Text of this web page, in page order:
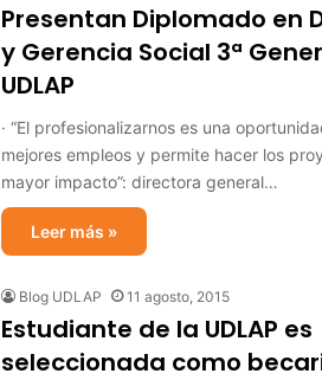
Presentan Diplomado en
y Gerencia Social 3ª
UDLAP
· “El profesionalizarnos es una
mejores empleos y permite hacer los
mayor impacto”: directora general…
Leer más »
Blog UDLAP 11 agosto, 2015
Estudiante de la UDLAP es
seleccionada como